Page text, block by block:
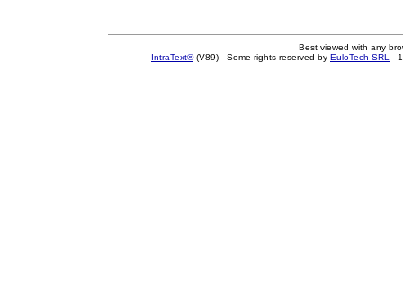
Best viewed with any
IntraText®(V89) - Some rights reserved by EuloTech SRL -